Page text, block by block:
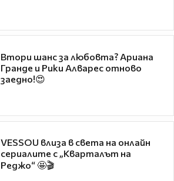
Втори шанс за любовта? Ариана
Гранде и Рики Алварес отново
заедно!😍
VESSOU влиза в света на онлайн
сериалите с „Кварталът на
Реджо“ 🤩🎬